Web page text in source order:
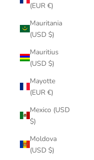
(EUR €)
Mauritania
(USD $)
Mauritius
(USD $)
Mayotte
(EUR €)
Mexico (USD
$)
Moldova
(USD $)